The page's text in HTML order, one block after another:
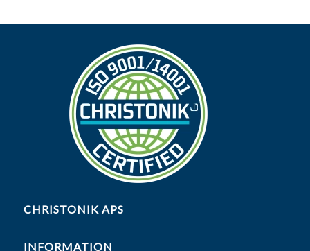
CHRISTONIK APS
INFORMATION